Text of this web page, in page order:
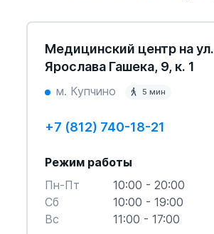
Медицинский центр на ул.
Ярослава Гашека, 9, к. 1
м. Купчино 5 мин
+7 (812) 740-18-21
Режим работы
Пн-Пт
10:00 - 20:00
Cб
10:00 - 19:00
Вс
11:00 - 17:00